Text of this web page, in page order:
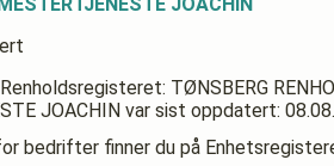
TØNSBERG
JOACHIN var sist oppdatert:
bedrifter finner du på